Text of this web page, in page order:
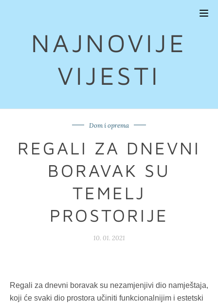
NAJNOVIJE
VIJESTI
Dom i oprema
REGALI ZA DNEVNI
BORAVAK SU
TEMELJ
PROSTORIJE
10. 01. 2021
Regali za dnevni boravak su nezamjenjivi dio namještaja,
koji će svaki dio prostora učiniti funkcionalnijim i estetski